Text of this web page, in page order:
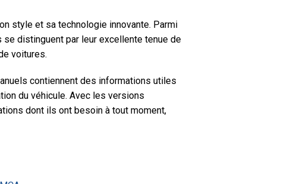
style et sa technologie innovante. Parmi
distinguent par leur excellente tenue de
voitures.
contiennent des informations utiles
du véhicule. Avec les versions
dont ils ont besoin à tout moment,